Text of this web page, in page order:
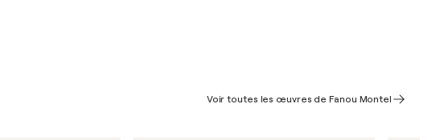
Voir toutes les œuvres de Fanou Montel